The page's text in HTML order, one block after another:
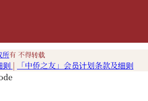
所有 不得转载
则 | 「中侨之友」会员计划条款及细则